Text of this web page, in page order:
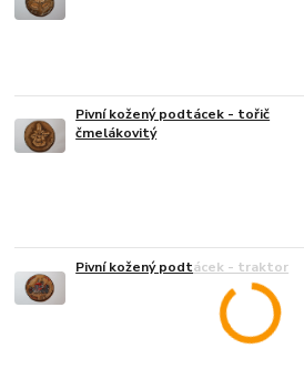
Pivní kožený podtácek - tořič
čmelákovitý
Pivní kožený podtácek - traktor